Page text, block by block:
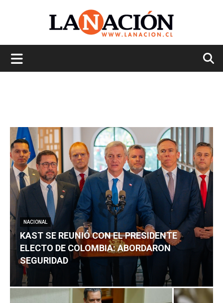
NACIONAL
KAST SE REUNIÓ CON EL PRESIDENTE
ELECTO DE COLOMBIA: ABORDARON
SEGURIDAD